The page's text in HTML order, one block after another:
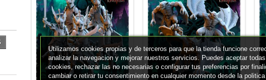
Utilizamos cookies propias y de terceros para que la tienda funcione
analizar la navegacion y mejorar nuestros servicios. Puedes aceptar
cookies, rechazar las no necesarias o configurar tus preferencias por
cambiar o retirar tu consentimiento en cualquier momento desde la